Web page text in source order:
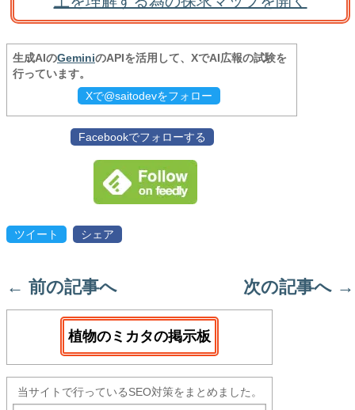
生成AIのGeminiのAPIを活用して、XでAI広報の試験を
行っています。
Xで@saitodevをフォロー
Facebookでフォローする
ツイート シェア
← 前の記事へ 次の記事へ →
植物のミカタの掲示板
当サイトで行っているSEO対策をまとめました。